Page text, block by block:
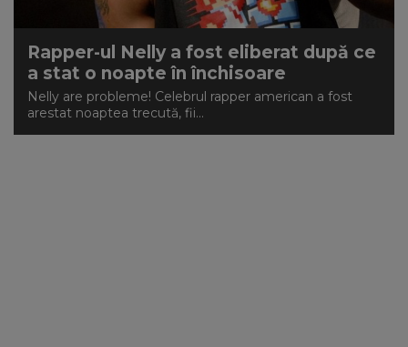
Rapper-ul Nelly a fost eliberat după ce
a stat o noapte în închisoare
Nelly are probleme! Celebrul rapper american a fost
arestat noaptea trecută, fii...